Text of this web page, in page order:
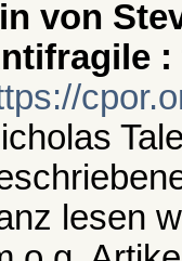
von
lesen